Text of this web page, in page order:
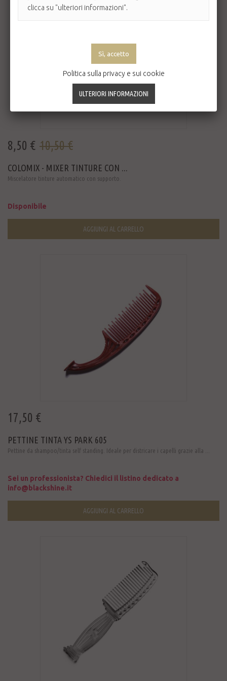
8,50 € 10,50 €
COLOMIX - MIXER TINTURE CON ...
Miscelatore tinture automatico con supporto.
Disponibile
AGGIUNGI AL CARRELLO
17,50 €
PETTINE TINTA YS PARK 605
Pettine da shampoo/tinta self standing. Ideale per districare i capelli grazie alla ...
Sei un professionista? Chiedici il listino dedicato a
info@blackshine.it
AGGIUNGI AL CARRELLO
clicca su "ulteriori informazioni".
Politica sulla privacy e sui cookie